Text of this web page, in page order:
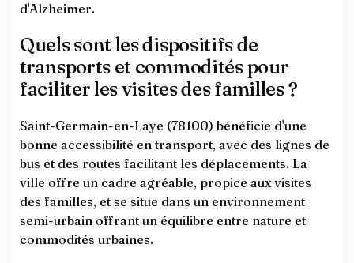
d'Alzheimer.
Quels sont les dispositifs de
transports et commodités pour
faciliter les visites des familles ?
Saint-Germain-en-Laye (78100) bénéficie d'une
bonne accessibilité en transport, avec des lignes de
bus et des routes facilitant les déplacements. La
ville offre un cadre agréable, propice aux visites
des familles, et se situe dans un environnement
semi-urbain offrant un équilibre entre nature et
commodités urbaines.